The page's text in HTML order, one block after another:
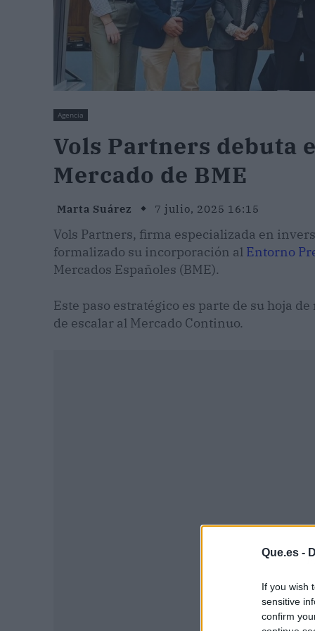
Que.es -
If you wish
sensitive
confirm
Agencia
Vols Partners debuta
Mercado de BME
Marta Suárez 7 julio, 2025 16:15
Vols Partners, firma especializada en
formalizado su incorporación al Entorno
Mercados Españoles (BME).
Este paso estratégico es parte de su hoja
de escalar al Mercado Continuo.